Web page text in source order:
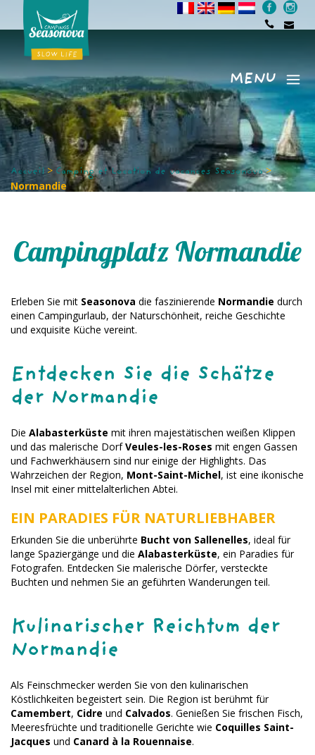
Menu
MENU
Accueil > Camping et Location de vacances Seasonova>
Normandie
Campingplatz Normandie
Erleben Sie mit Seasonova die faszinierende Normandie durch
einen Campingurlaub, der Naturschönheit, reiche Geschichte
und exquisite Küche vereint.
Entdecken Sie die Schätze
der Normandie
Die Alabasterküste mit ihren majestätischen weißen Klippen
und das malerische DorfVeules-les-Roses mit engen Gassen
und Fachwerkhäusern sind nur einige der Highlights. Das
Wahrzeichen der Region, Mont-Saint-Michel, ist eine ikonische
Insel mit einer mittelalterlichen Abtei.
EIN PARADIES FÜR NATURLIEBHABER
Erkunden Sie die unberührte Bucht von Sallenelles, ideal für
lange Spaziergänge und die Alabasterküste, ein Paradies für
Fotografen. Entdecken Sie malerische Dörfer, versteckte
Buchten und nehmen Sie an geführten Wanderungen teil.
Kulinarischer Reichtum der
Normandie
Als Feinschmecker werden Sie von den kulinarischen
Köstlichkeiten begeistert sein. Die Region ist berühmt für
Camembert, Cidre und Calvados. Genießen Sie frischen Fisch,
Meeresfrüchte und traditionelle Gerichte wie Coquilles Saint-
Jacques und Canard à la Rouennaise.